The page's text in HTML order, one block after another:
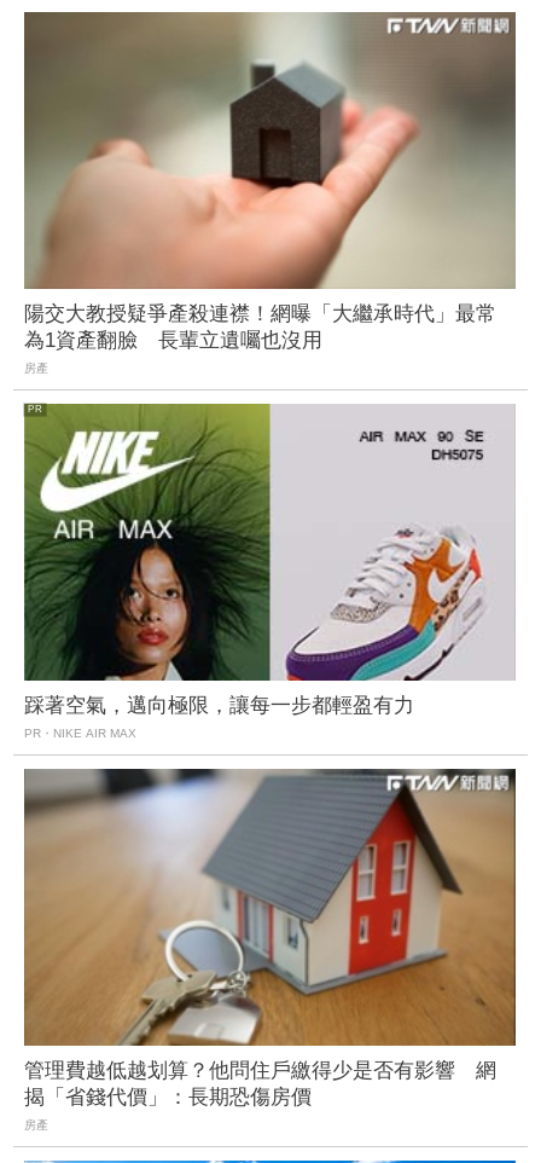
陽交大教授疑爭產殺連襟！網曝「大繼承時代」最常
為1資產翻臉 長輩立遺囑也沒用
房產
踩著空氣，邁向極限，讓每一步都輕盈有力
PR・NIKE AIR MAX
管理費越低越划算？他問住戶繳得少是否有影響 網
揭「省錢代價」：長期恐傷房價
房產